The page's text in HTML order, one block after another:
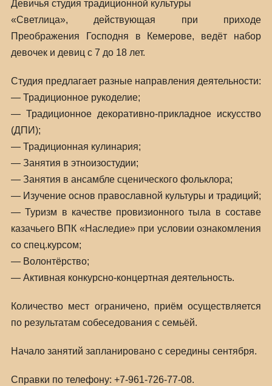
Девичья студия традиционной культуры
«Светлица», действующая при приходе
Преображения Господня в Кемерове, ведёт набор
девочек и девиц с 7 до 18 лет.
Студия предлагает разные направления деятельности:
— Традиционное рукоделие;
— Традиционное декоративно-прикладное искусство
(ДПИ);
— Традиционная кулинария;
— Занятия в этноизостудии;
— Занятия в ансамбле сценического фольклора;
— Изучение основ православной культуры и традиций;
— Туризм в качестве провизионного тыла в составе
казачьего ВПК «Наследие» при условии ознакомления
со спец.курсом;
— Волонтёрство;
— Активная конкурсно-концертная деятельность.
Количество мест ограничено, приём осуществляется
по результатам собеседования с семьёй.
Начало занятий запланировано с середины сентября.
Справки по телефону: +7-961-726-77-08.